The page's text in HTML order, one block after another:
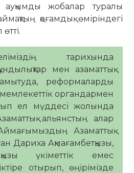
ауқымды жобалар туралы
қоғамдық өміріндегі
тарихында
мен азаматтық
реформаларды
органдармен
ел мүддесі жолында
альянстың алар
Азаматтық
Дариха Ақмағамбетқызы,
үкіметтік емес
отырып, өңірімізде